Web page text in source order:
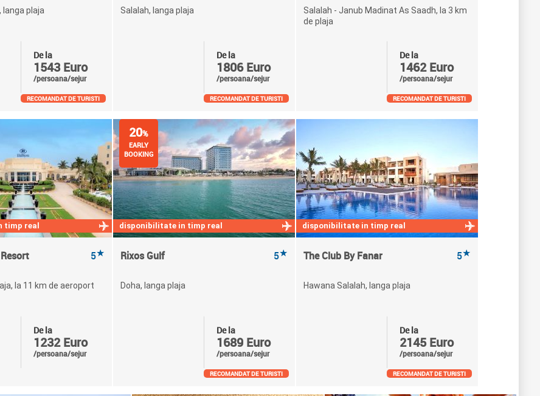
langa plaja
De la
1543 Euro
/persoana/sejur
RECOMANDAT DE TURISTI
Salalah, langa plaja
De la
1806 Euro
/persoana/sejur
RECOMANDAT DE TURISTI
Salalah - Janub Madinat As Saadh, la 3 km
de plaja
De la
1462 Euro
/persoana/sejur
RECOMANDAT DE TURISTI
timp real
5★
la 11 km de aeroport
De la
1232 Euro
/persoana/sejur
disponibilitate in timp real
Rixos Gulf 5★
Doha, langa plaja
De la
1689 Euro
/persoana/sejur
20%
EARLY
BOOKING
RECOMANDAT DE TURISTI
disponibilitate in timp real
The Club By Fanar 5★
Hawana Salalah, langa plaja
De la
2145 Euro
/persoana/sejur
RECOMANDAT DE TURISTI